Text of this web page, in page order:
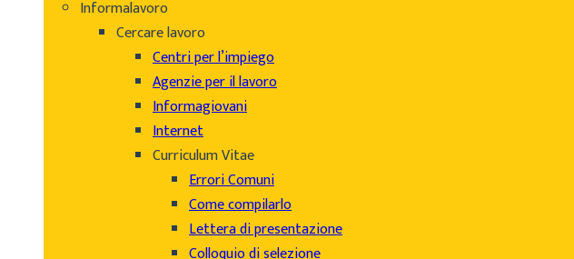
Informalavoro
Cercare lavoro
Centri per l’impiego
Agenzie per il lavoro
Informagiovani
Internet
Curriculum Vitae
Errori Comuni
Come compilarlo
Lettera di presentazione
Colloquio di selezione